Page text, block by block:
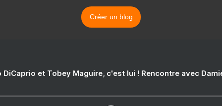
Créer un blog
DiCaprio et Tobey Maguire, c'est lui ! Rencontre avec